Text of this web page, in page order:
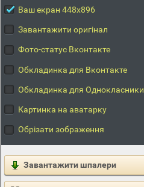
Ваш екран 448x896
Завантажити оригінал
Фото-статус Вконтакте
Обкладинка для Вконтакте
Обкладинка для Однокласники
Картинка на аватарку
Обрізати зображення
Завантажити шпалери